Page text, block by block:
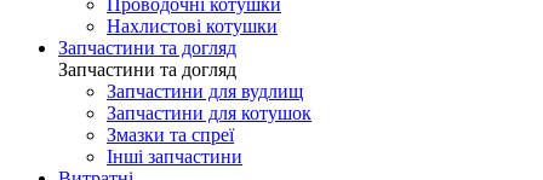
Проводочні котушки
Нахлистові котушки
Запчастини та догляд
Запчастини та догляд
Запчастини для вудлищ
Запчастини для котушок
Змазки та спреї
Інші запчастини